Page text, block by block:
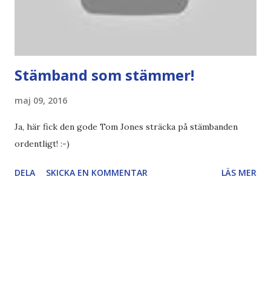
som nu står som garant att den gamla kulturen lever vidar...
Stämband som stämmer!
maj 09, 2016
Ja, här fick den gode Tom Jones sträcka på stämbanden
ordentligt! :-)
DELA SKICKA EN KOMMENTAR LÄS MER